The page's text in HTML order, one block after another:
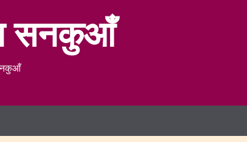
सनकुआँ